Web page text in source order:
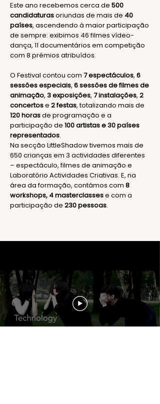
Este ano recebemos cerca de 500
candidaturasoriundas de mais de 40
países, ascendendo à maior participação
de sempre: exibimos 46 filmes vídeo-
dança, 11 documentários em competição
com 8 prémios atribuídos.
O Festival contou com 7 espectáculos, 6
sessões especiais, 6 sessões de filmes de
animação, 3 exposições, 7 instalações, 2
concertose 2 festas, totalizando mais de
120 horasde programação e a
participação de 100 artistas e 30 países
representados.
Na secção LittleShadow tivemos mais de
650 crianças em 3 actividades diferentes
– espectáculo, filmes de animação e
Laboratório Actividades Criativas. E, na
área da formação, contámos com 8
workshops, 4 masterclassese com a
participação de 230 pessoas.